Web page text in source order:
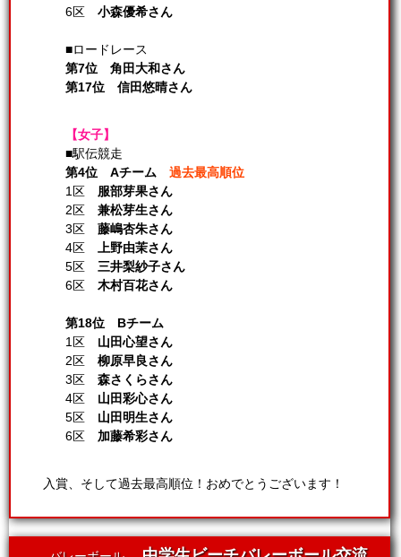
6区 小森優希さん
■ロードレース
第7位 角田大和さん
第17位 信田悠晴さん
【女子】
■駅伝競走
第4位 Aチーム
過去最高順位
1区 服部芽果さん
2区 兼松芽生さん
3区 藤嶋杏朱さん
4区 上野由茉さん
5区 三井梨紗子さん
6区 木村百花さん
第18位 Bチーム
1区 山田心望さん
2区 柳原早良さん
3区 森さくらさん
4区 山田彩心さん
5区 山田明生さん
6区 加藤希彩さん
入賞、そして過去最高順位！おめでとうございます！